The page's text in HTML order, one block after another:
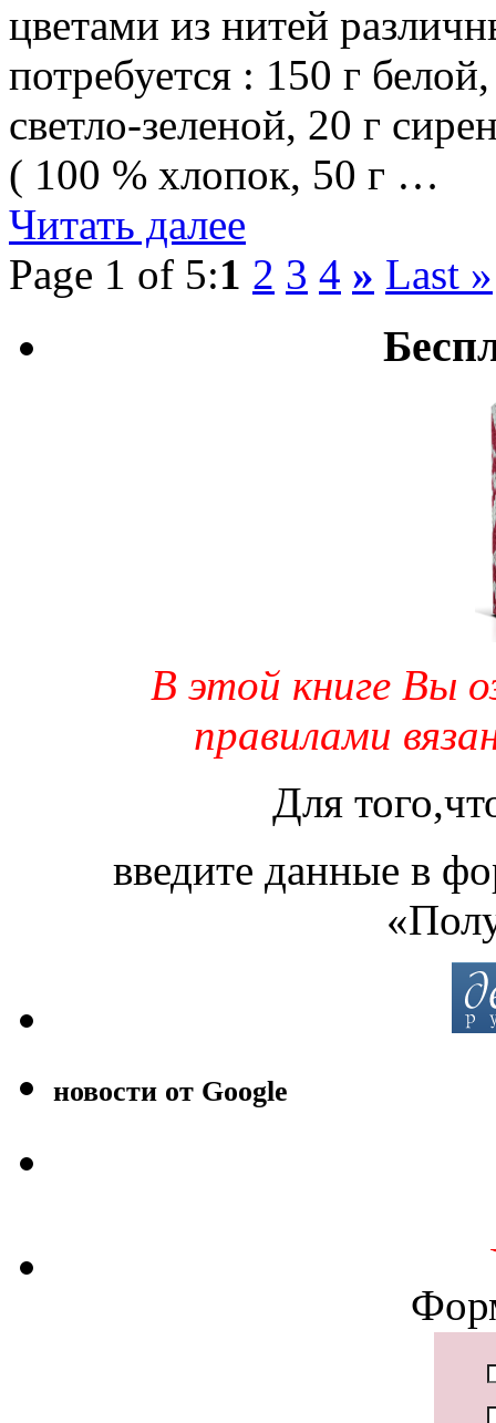
цветами из нитей
потребуется : 150 г
светло-зеленой, 20 г
( 100 % хлопок, 50 г …
Читать далее
Page 1 of 5:1 2 3 4 » Last »
В этой книге Вы
правилами
Для
введите данные в
новости от Google